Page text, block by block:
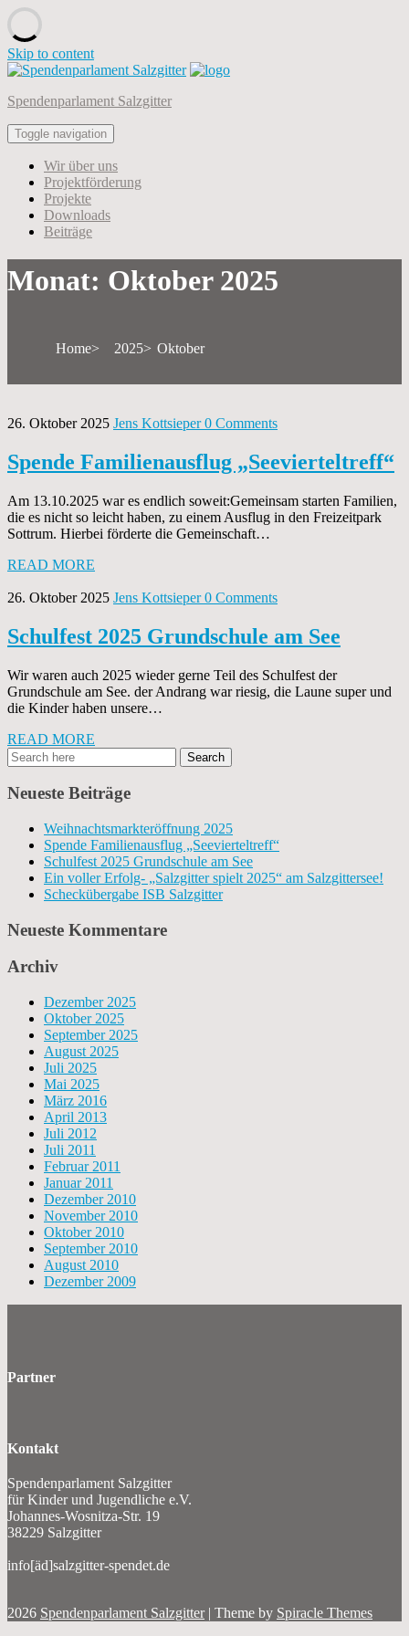
Skip to content
Spendenparlament Salzgitter
Toggle navigation
Wir über uns
Projektförderung
Projekte
Downloads
Beiträge
Monat: Oktober 2025
Home 2025 Oktober
26. Oktober 2025 Jens Kottsieper0 Comments
Spende Familienausflug „Seevierteltreff“
Am 13.10.2025 war es endlich soweit:Gemeinsam starten Familien,
die es nicht so leicht haben, zu einem Ausflug in den Freizeitpark
Sottrum. Hierbei förderte die Gemeinschaft…
READ MORE
26. Oktober 2025 Jens Kottsieper0 Comments
Schulfest 2025 Grundschule am See
Wir waren auch 2025 wieder gerne Teil des Schulfest der
Grundschule am See. der Andrang war riesig, die Laune super und
die Kinder haben unsere…
READ MORE
Neueste Beiträge
Weihnachtsmarkteröffnung 2025
Spende Familienausflug „Seevierteltreff“
Schulfest 2025 Grundschule am See
Ein voller Erfolg- „Salzgitter spielt 2025“ am Salzgittersee!
Scheckübergabe ISB Salzgitter
Neueste Kommentare
Archiv
Dezember 2025
Oktober 2025
September 2025
August 2025
Juli 2025
Mai 2025
März 2016
April 2013
Juli 2012
Juli 2011
Februar 2011
Januar 2011
Dezember 2010
November 2010
Oktober 2010
September 2010
August 2010
Dezember 2009
Partner
Kontakt
Spendenparlament Salzgitter
für Kinder und Jugendliche e.V.
Johannes-Wosnitza-Str. 19
38229 Salzgitter
info[äd]salzgitter-spendet.de
2026 Spendenparlament Salzgitter| Theme by Spiracle Themes